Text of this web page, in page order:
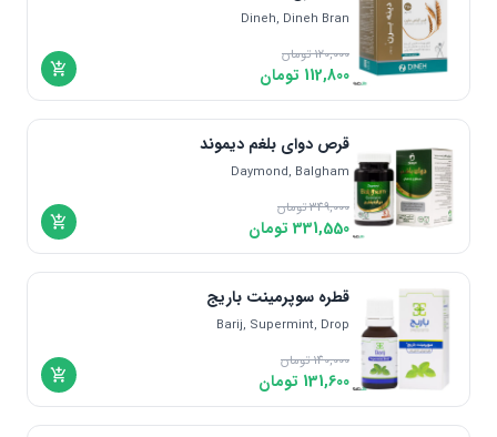
Dineh, Dineh Bran
120,000تومان
112,800 تومان
قرص دوای بلغم دیموند
Daymond, Balgham
349,000تومان
331,550 تومان
قطره سوپرمینت باریج
Barij, Supermint, Drop
140,000تومان
131,600 تومان